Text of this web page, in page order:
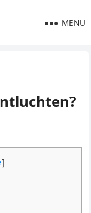
MENU
]